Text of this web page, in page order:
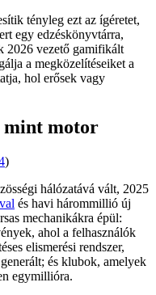
tényleg ezt az ígéretet,
egy edzéskönyvtárra,
2026 vezető gamifikált
a megközelítéseiket a
hol erősek vagy
mint motor
)
hálózatává vált, 2025
és havi hárommillió új
mechanikákra épül:
ahol a felhasználók
elismerési rendszer,
és klubok, amelyek
egymillióra.